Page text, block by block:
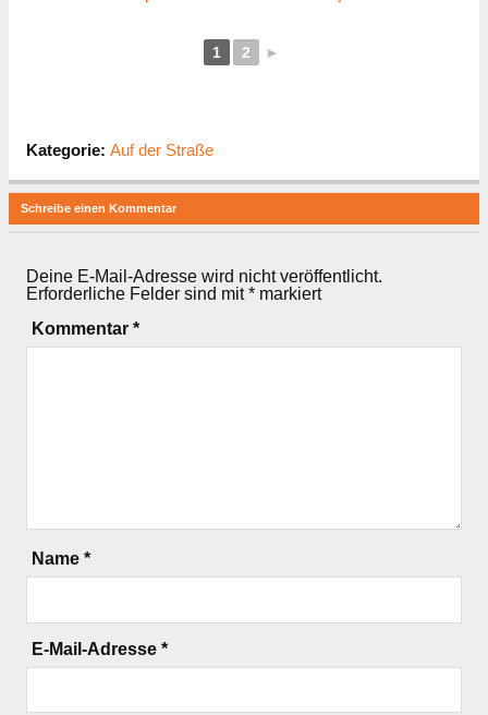
1 2 ►
Kategorie: Auf der Straße
Schreibe einen Kommentar
Deine E-Mail-Adresse wird nicht veröffentlicht.
Erforderliche Felder sind mit* markiert
Kommentar *
Name *
E-Mail-Adresse *